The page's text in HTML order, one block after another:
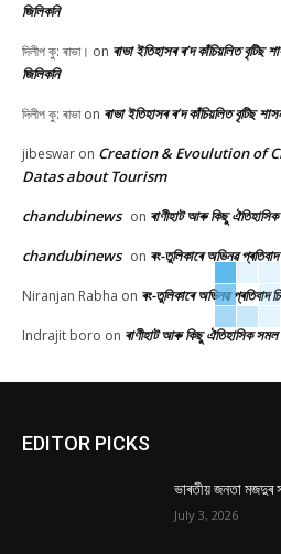
জিলিকনি
দিলীপ কু: ৰাভা। on ৰাভা ইতিহাসৰ ৰ’দ কাঁচিয়লিত বৃটিছ
জিলিকনি
দিলীপ কু: ৰাভাon ৰাভা ইতিহাসৰ ৰ’দ কাঁচিয়লিত বৃটিছ
jibeswar on Creation & Evoulution of
Datas about Tourism
chandubinews on ৰাণীহাট আৰু কিছু
chandubinews on ৰং-তুলিকাৰে অভিনৱ প্ৰতিবাদ
Niranjan Rabha on ৰং-তুলিকাৰে অভিনৱ প্ৰতিবাদ
Indrajit boro on ৰাণীহাট আৰু কিছু ঐতিহাসিক সমল
EDITOR PICKS
ভাৰতীয় জনতা মজদুৰ
July 3, 2026